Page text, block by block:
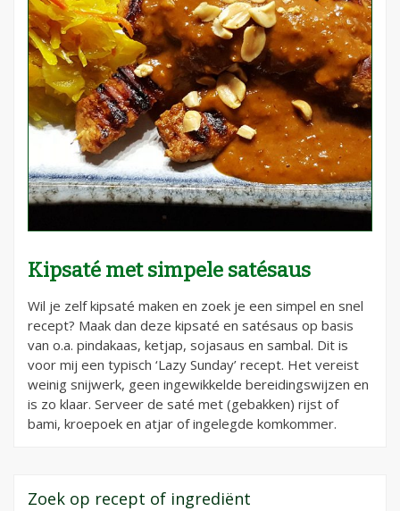
Kipsaté met simpele satésaus
Wil je zelf kipsaté maken en zoek je een simpel en snel
recept? Maak dan deze kipsaté en satésaus op basis
van o.a. pindakaas, ketjap, sojasaus en sambal. Dit is
voor mij een typisch ‘Lazy Sunday’ recept. Het vereist
weinig snijwerk, geen ingewikkelde bereidingswijzen en
is zo klaar. Serveer de saté met (gebakken) rijst of
bami, kroepoek en atjar of ingelegde komkommer.
Zoek op recept of ingrediënt